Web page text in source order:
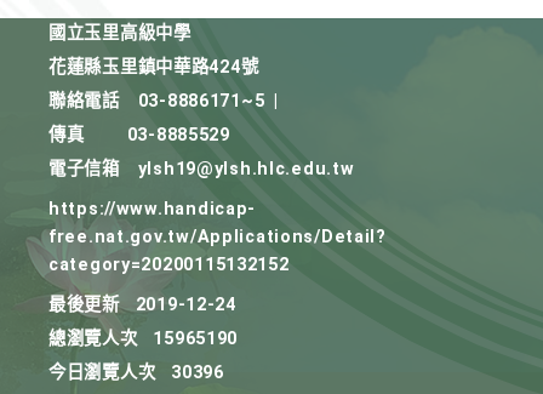
國立玉里高級中學
花蓮縣玉里鎮中華路424號
聯絡電話
03-8886171~5
傳真
03-8885529
電子信箱
ylsh19@ylsh.hlc.edu.tw
https://www.handicap-
free.nat.gov.tw/Applications/Detail?
category=20200115132152
最後更新
2019-12-24
總瀏覽人次
15965190
今日瀏覽人次
30396